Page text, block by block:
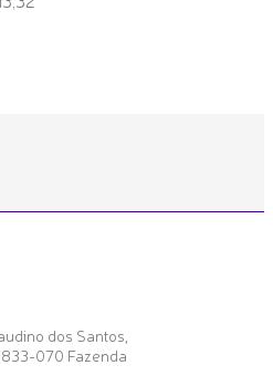
dos Santos,
070 Fazenda